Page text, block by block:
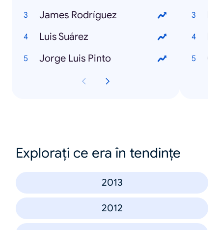
James Rodríguez
Luis Suárez
Jorge Luis Pinto
Explorați ce era în tendințe
2013
2012